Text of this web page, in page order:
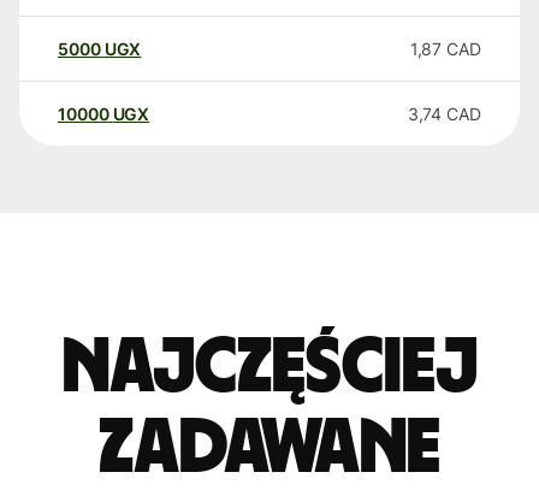
5000 UGX 1,87 CAD
10000 UGX 3,74 CAD
Najczęściej
zadawane